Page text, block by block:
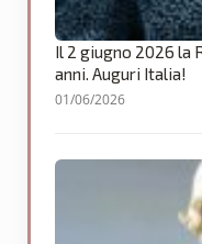
Il 2 giugno 2026 la
anni. Auguri Italia!
01/06/2026